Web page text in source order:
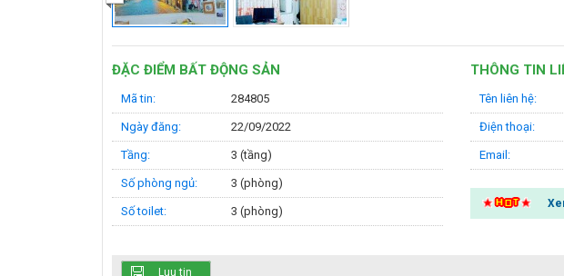
ĐẶC ĐIỂM BẤT ĐỘNG SẢN
Mã tin: 284805
Ngày đăng: 22/09/2022
Tầng: 3 (tầng)
Số phòng ngủ: 3 (phòng)
Số toilet: 3 (phòng)
THÔNG TIN
Tên liên hệ:
Điện thoại:
Email:
Luu tin